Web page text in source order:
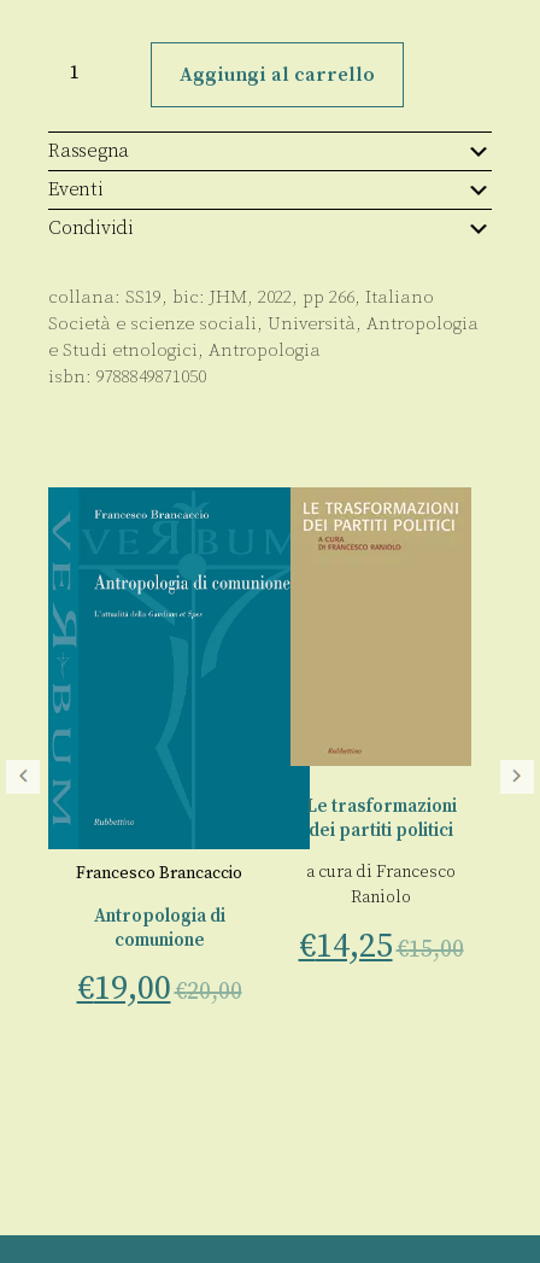
sono
per
l'Italia
quantità
Aggiungi al carrello
Rassegna
Eventi
Condividi
collana: SS19, bic: JHM, 2022, pp 266, Italiano
Società e scienze sociali, Università, Antropologia
e Studi etnologici, Antropologia
isbn: 9788849871050
Francesco Brancaccio
Antropologia di
comunione
€19,00€20,00
Le trasformazioni
dei partiti politici
a cura di Francesco
Raniolo
€14,25€15,00